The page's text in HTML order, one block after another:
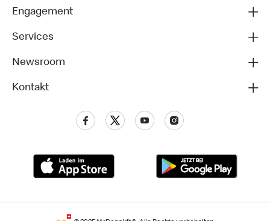
Engagement
Services
Newsroom
Kontakt